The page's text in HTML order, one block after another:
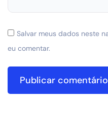
Salvar meus dados neste
eu comentar.